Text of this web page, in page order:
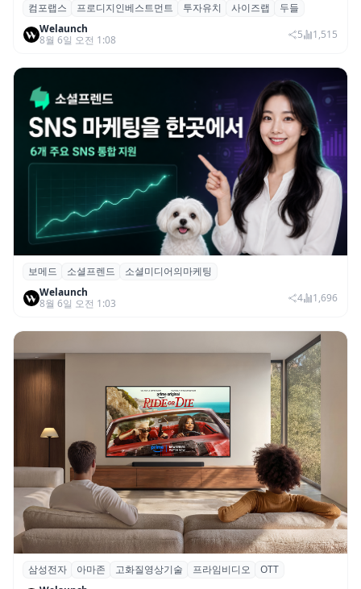
컴포랩스, 프로디지인베스트먼트로부터 시
드 투자 유치
컴포랩스 프로디지인베스트먼트 투자유치 사이즈랩
두들
Welaunch
8월 6일 오전 1:08
5 1,515
보메드 ‘소셜프렌드’, 유튜브·인스타 등 6개
SNS 마케팅 통합 지원
보메드 소셜프렌드
소셜미디어의마케팅
Welaunch
8월 6일 오전 1:03
4 1,696
삼성전자·아마존, 프라임 비디오에 ‘HDR10+
삼성전자 아마존 고화질영상기술 프라임비디오
OTT